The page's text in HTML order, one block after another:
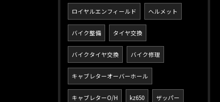
ロイヤルエンフィールド ヘルメット
バイク整備 タイヤ交換
バイクタイヤ交換 バイク修理
キャブレターオーバーホール
キャブレターO/H kz650 ザッパー